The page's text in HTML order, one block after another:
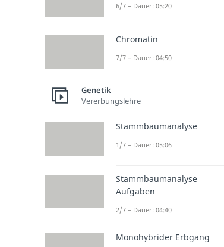
6/7 – Dauer: 05:20
Chromatin
7/7 – Dauer: 04:50
Genetik
Vererbungslehre
Stammbaumanalyse
1/7 – Dauer: 05:06
Stammbaumanalyse
Aufgaben
2/7 – Dauer: 04:40
Monohybrider Erbgang